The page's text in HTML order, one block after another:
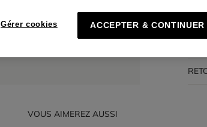
VOUS AIMEREZ AUSSI
Gérer cookies ACCEPTER & CONTINUER